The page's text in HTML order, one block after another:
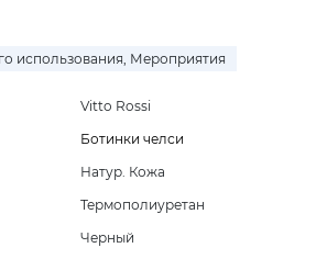
использования, Мероприятия
Vitto Rossi
Ботинки челси
Натур. Кожа
Термополиуретан
Черный